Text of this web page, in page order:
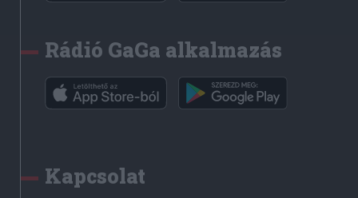
Rádió GaGa alkalmazás
Kapcsolat